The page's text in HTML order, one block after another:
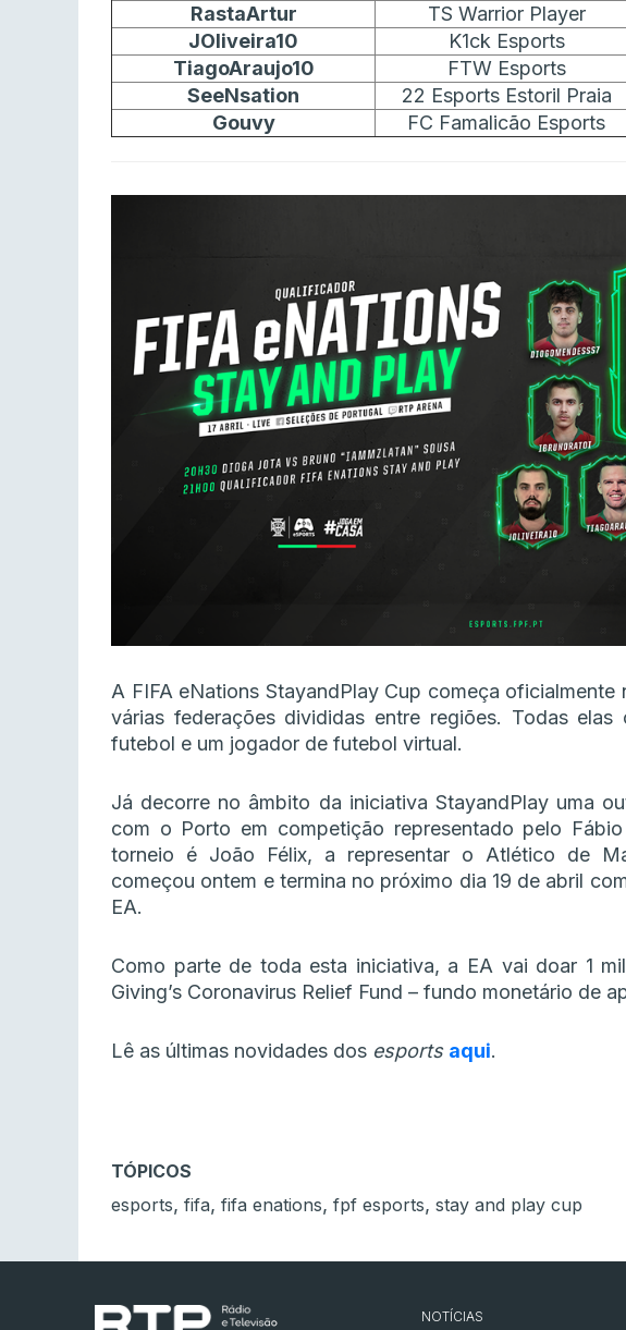
RastaArtur
TS Warrior Player
JOliveira10
K1ck Esports
TiagoAraujo10
FTW Esports
SeeNsation
22 Esports Estoril Praia
Gouvy
FC Famalicão Esports
A FIFA eNations StayandPlay Cup começa
várias federações divididas entre regiões. Todas
futebol e um jogador de futebol virtual.
Já decorre no âmbito da iniciativa StayandPlay uma
com o Porto em competição representado pelo
torneio é João Félix, a representar o Atlético de
começou ontem e termina no próximo dia 19 de abril
EA.
Como parte de toda esta iniciativa, a EA vai doar 1
Giving’s Coronavirus Relief Fund – fundo monetário de
Lê as últimas novidades dos esports aqui.
TÓPICOS
esports, fifa, fifa enations, fpf esports, stay and play cup
NOTÍCIAS